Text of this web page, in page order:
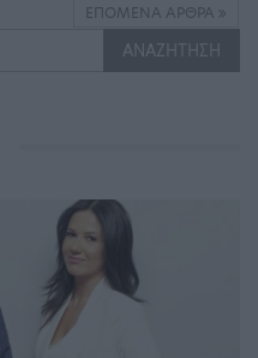
ΕΠΌΜΕΝΑ ΆΡΘΡΑ